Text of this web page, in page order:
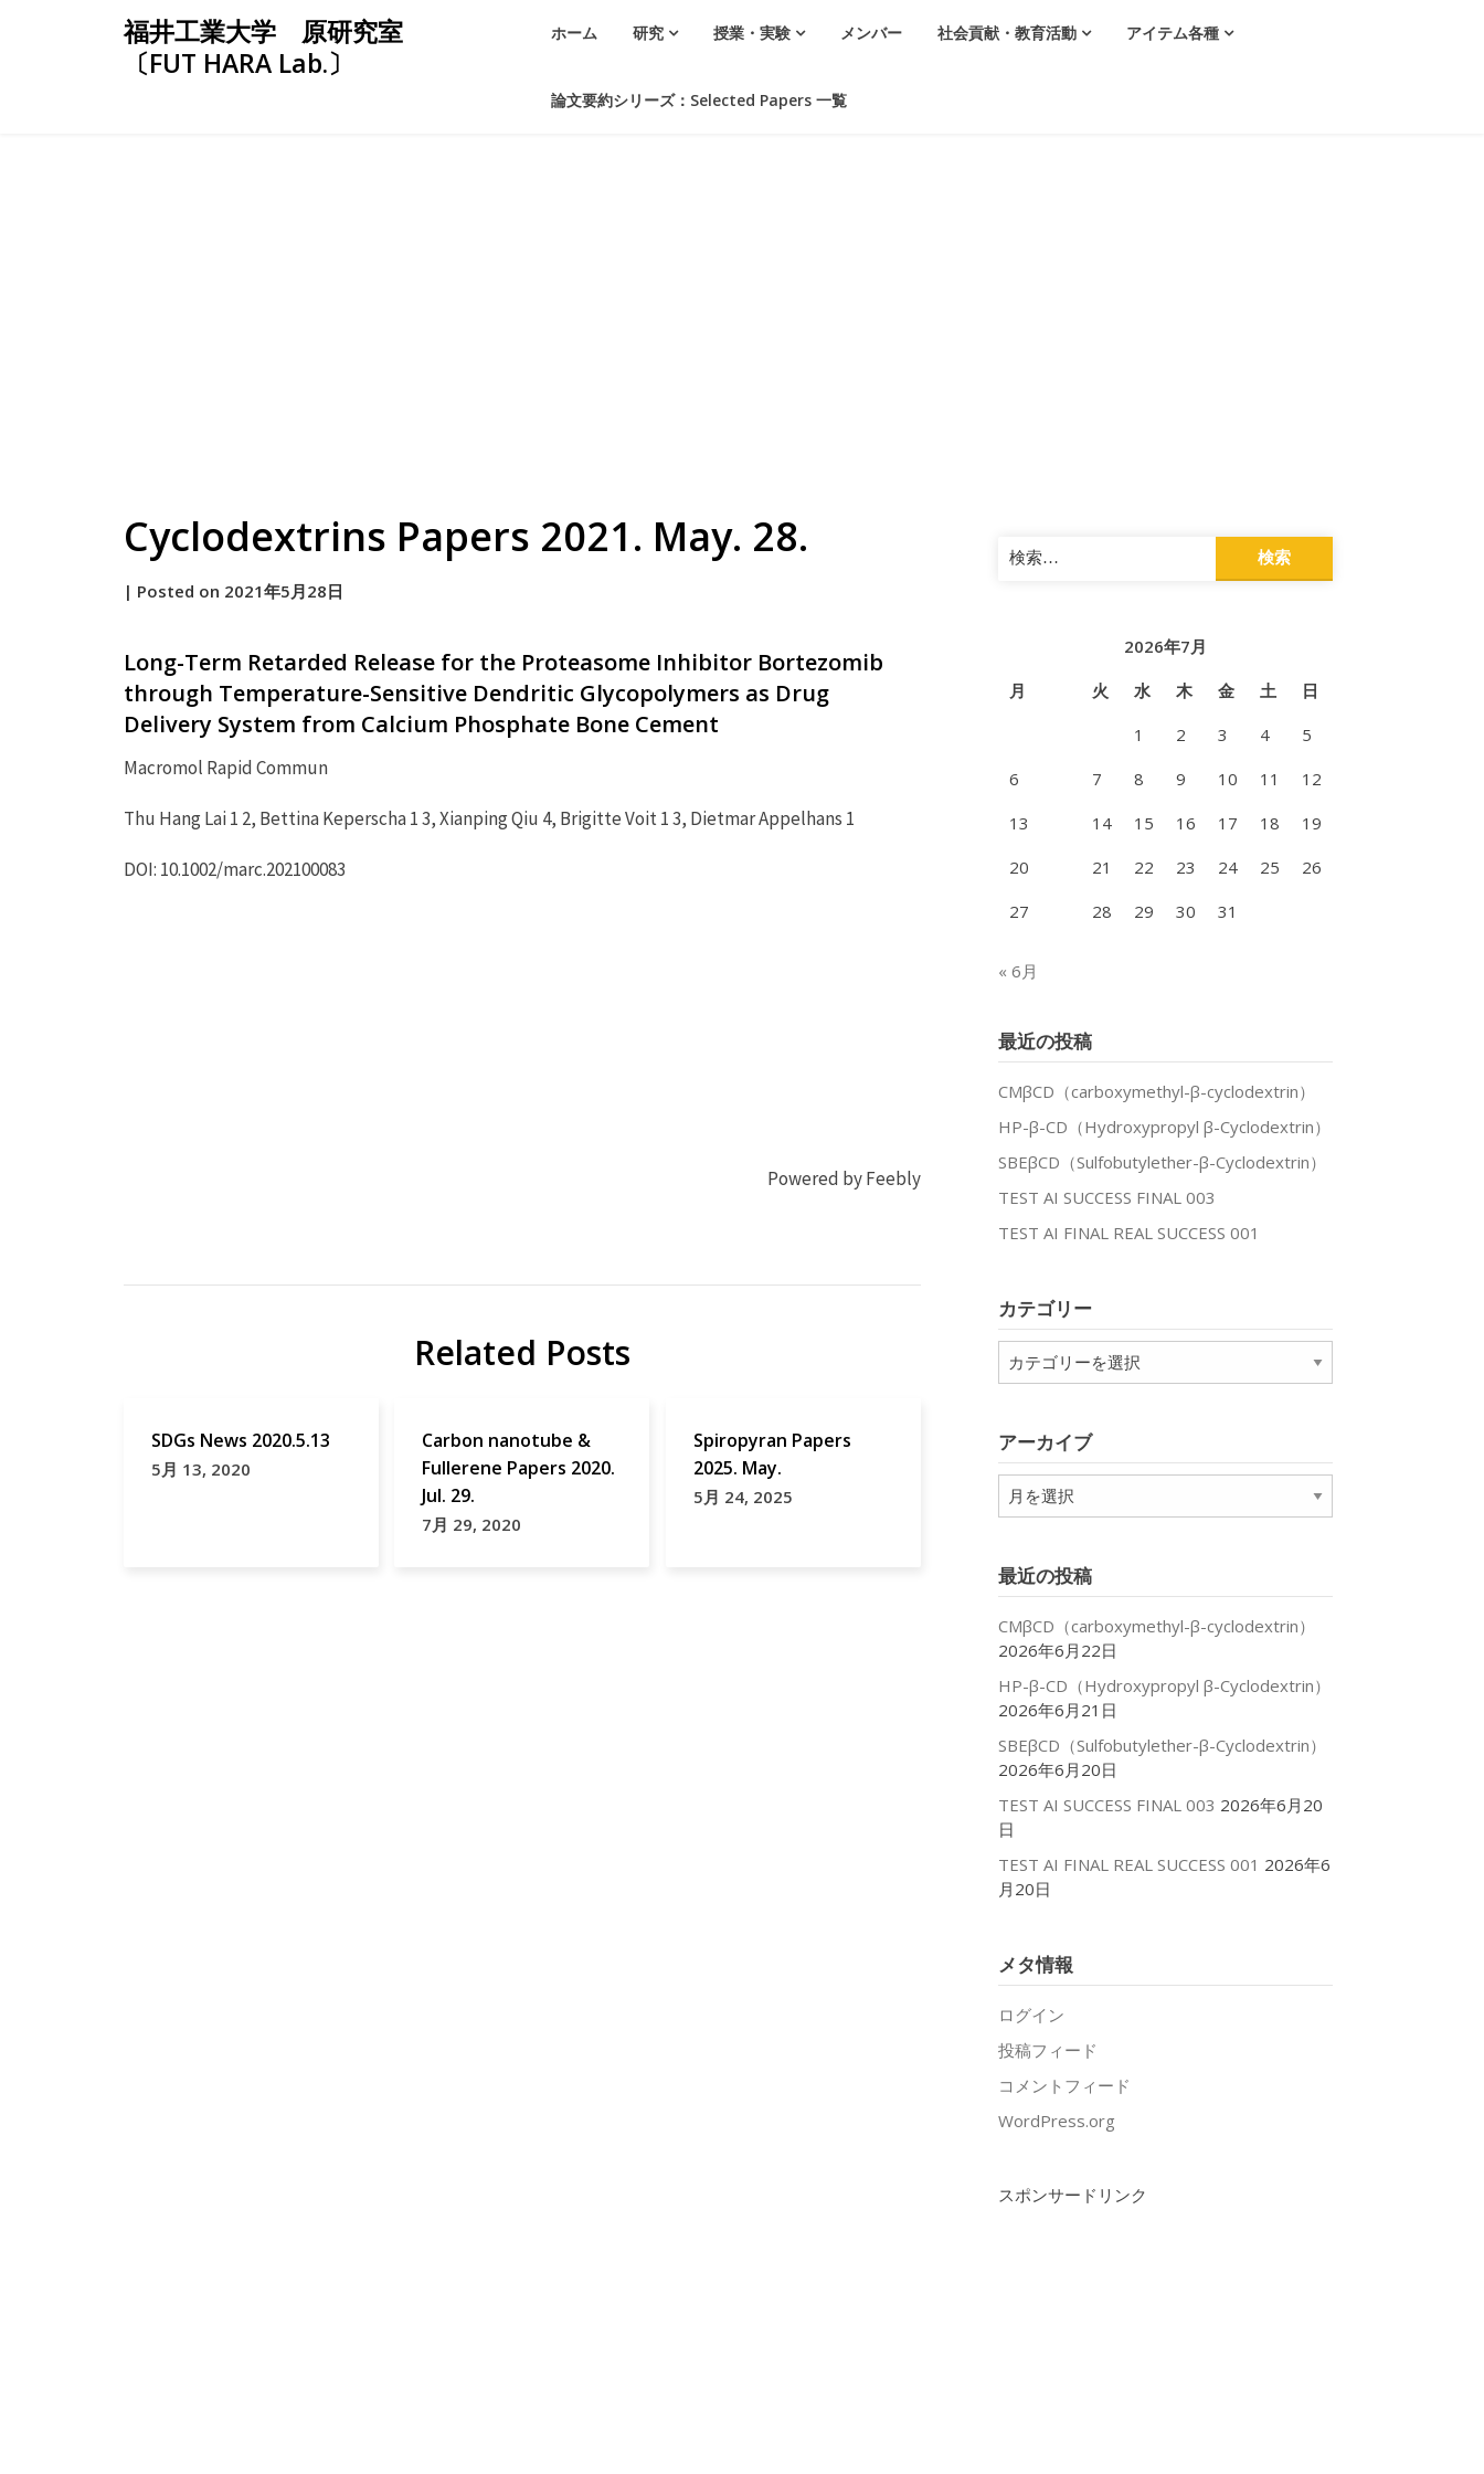
福井工業大学 原研究室
〔FUT HARA Lab.〕
ホーム 研究 授業・実験 メンバー 社会貢献・教育活動 アイテム各種
論文要約シリーズ：Selected Papers 一覧
Cyclodextrins Papers 2021. May. 28.
by
| Posted on 2021年5月28日
Long-Term Retarded Release for the Proteasome Inhibitor Bortezomib
through Temperature-Sensitive Dendritic Glycopolymers as Drug
Delivery System from Calcium Phosphate Bone Cement
Macromol Rapid Commun
Thu Hang Lai 1 2, Bettina Keperscha 1 3, Xianping Qiu 4, Brigitte Voit 1 3, Dietmar Appelhans 1
DOI: 10.1002/marc.202100083
Powered by Feebly
研
Macromol
Related Posts
SDGs News 2020.5.13
5月 13, 2020
Carbon nanotube &
Fullerene Papers 2020.
Jul. 29.
7月 29, 2020
Spiropyran Papers
2025. May.
5月 24, 2025
検
索:
2026年7月
月
火 水 木 金 土
日
1
2 3 4
5
6
7 8 9 10 11
12
13
14 15 16 17 18
19
20
21 22 23 24 25
26
27
28 29 30 31
« 6月
最近の投稿
CMβCD（carboxymethyl-β-cyclodextrin）
HP-β-CD（Hydroxypropyl β-Cyclodextrin）
SBEβCD（Sulfobutylether-β-Cyclodextrin）
TEST AI SUCCESS FINAL 003
TEST AI FINAL REAL SUCCESS 001
カテゴリー
テ
ー
アーカイブ
ア
ー
ブ
最近の投稿
CMβCD（carboxymethyl-β-cyclodextrin）
2026年6月22日
HP-β-CD（Hydroxypropyl β-Cyclodextrin）
2026年6月21日
SBEβCD（Sulfobutylether-β-Cyclodextrin）
2026年6月20日
TEST AI SUCCESS FINAL 003 2026年6月20
日
TEST AI FINAL REAL SUCCESS 001 2026年6
月20日
メタ情報
ログイン
投稿フィード
コメントフィード
WordPress.org
スポンサードリンク